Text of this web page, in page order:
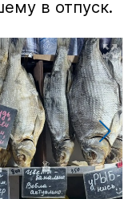
в отпуск.